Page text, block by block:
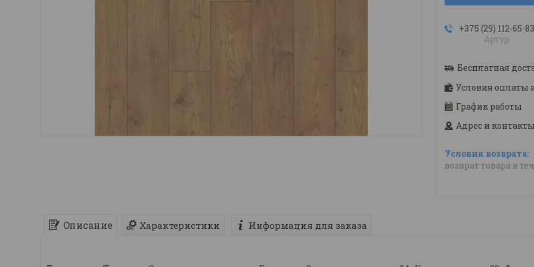
+375 (29) 112-65-83
Артур
Бесплатная
Условия оплаты
График работы
Адрес и
возврат товара в
Описание Характеристики Информация для заказа